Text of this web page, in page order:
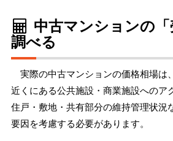
中古マンションの
調べる
実際の中古マンションの価格相場は
近くにある公共施設・商業施設へのア
住戸・敷地・共有部分の維持管理状況
要因を考慮する必要があります。